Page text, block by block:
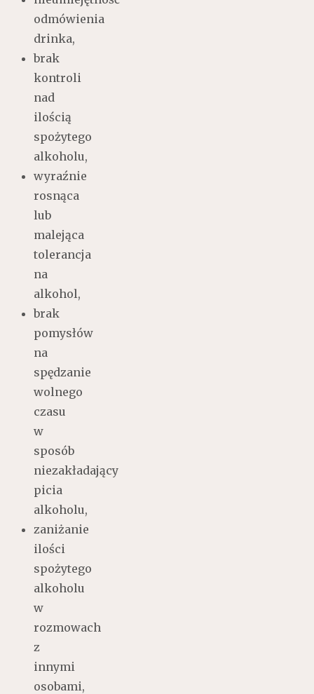
odmówienia
drinka,
brak
kontroli
nad
ilością
spożytego
alkoholu,
wyraźnie
rosnąca
lub
malejąca
tolerancja
na
alkohol,
brak
pomysłów
na
spędzanie
wolnego
czasu
w
sposób
niezakładający
picia
alkoholu,
zaniżanie
ilości
spożytego
alkoholu
w
rozmowach
z
innymi
osobami,